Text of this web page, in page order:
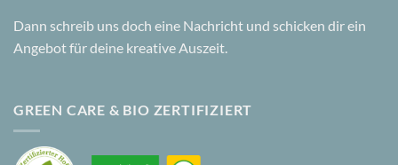
Dann schreib uns doch eine Nachricht und schicken dir ein
Angebot für deine kreative Auszeit.
GREEN CARE & BIO ZERTIFIZIERT